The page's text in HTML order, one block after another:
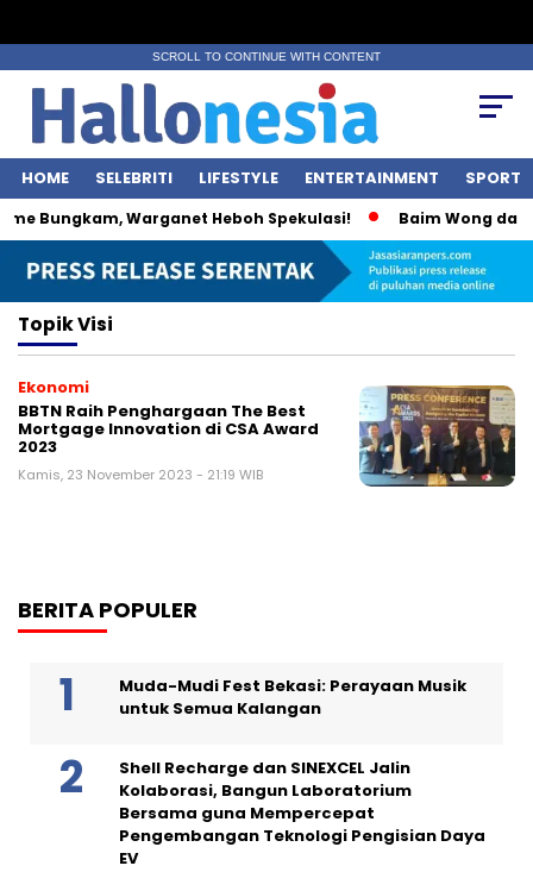
SCROLL TO CONTINUE WITH CONTENT
HOME SELEBRITI LIFESTYLE ENTERTAINMENT SPORT
Bungkam, Warganet Heboh Spekulasi! Baim Wong dan
TopikVisi
Ekonomi
BBTN Raih Penghargaan The Best
Mortgage Innovation di CSA Award
2023
Kamis, 23 November 2023 - 21:19 WIB
BERITA POPULER
Muda-Mudi Fest Bekasi: Perayaan Musik
untuk Semua Kalangan
Shell Recharge dan SINEXCEL Jalin
Kolaborasi, Bangun Laboratorium
Bersama guna Mempercepat
Pengembangan Teknologi Pengisian Daya
EV